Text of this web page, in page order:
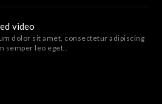
video
dolor sit amet, consectetur adipiscing
semper leo eget..